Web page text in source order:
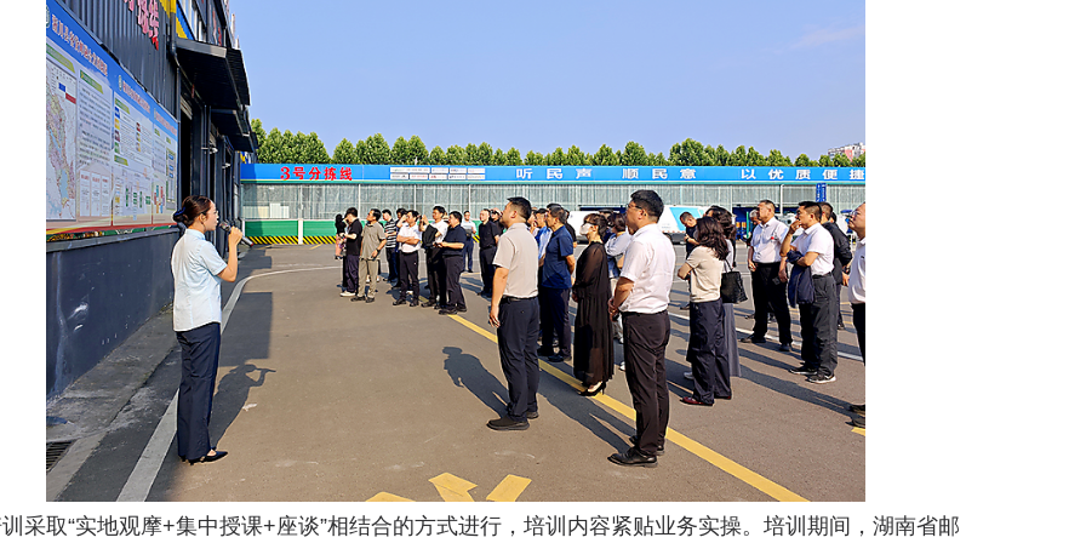
采取“实地观摩+集中授课+座谈”相结合的方式进行，培训内容紧贴业务实操。培训期间，湖南省邮